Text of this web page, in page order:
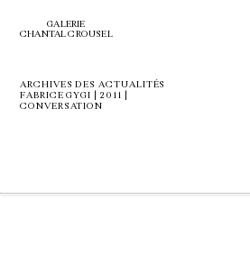
GALERIE
CHANTAL CROUSEL
ARCHIVES DES ACTUALITÉS
FABRICE GYGI | 2011 |
CONVERSATION